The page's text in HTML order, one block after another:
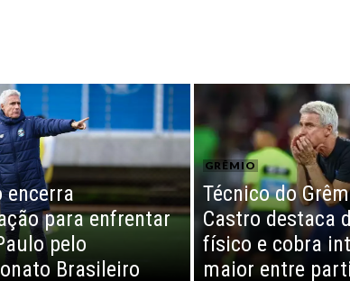
encerra
para enfrentar
pelo
Brasileiro
GRÊMIO
Técnico do
Castro destaca
físico e cobra
maior entre